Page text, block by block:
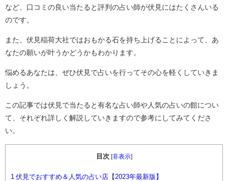
など、口コミの良い当たると評判の占い師が伏見にはたくさんいる
のです。
また、伏見稲荷大社ではおもかる石を持ち上げることによって、あ
なたの願いが叶うかどうかもわかります。
悩めるあなたは、ぜひ伏見で占いを行ってその心を軽くしていきま
しょう。
この記事では伏見で当たると有名な占い師や人気の占いの館につい
て、それぞれ詳しく解説していきますので参考にしてみてくださ
い。
目次 非表示]
1 伏見でおすすめ＆人気の占い店【2023年最新版】